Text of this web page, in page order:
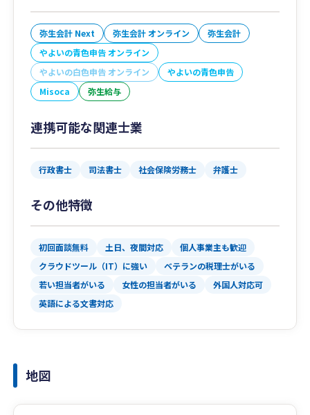
弥生会計 Next 弥生会計 オンライン
弥生会計
やよいの青色申告 オンライン
やよいの白色申告 オンライン
やよいの青色申告
Misoca
弥生給与
連携可能な関連士業
行政書士 司法書士 社会保険労務士 弁護士
その他特徴
初回面談無料 土日、夜間対応
個人事業主も歓迎
クラウドツール（IT）に強い
ベテランの税理士がいる
若い担当者がいる
女性の担当者がいる
外国人対応可
英語による文書対応
地図